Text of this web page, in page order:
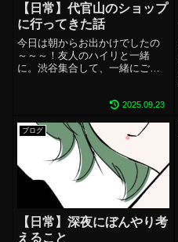
【日常】代官山のショップ
に行ってきた話
今日は朝からお出かけでしたの
～～～！友人のハイリと一緒
に。渋谷集合して、一緒にご
とん」様いただいたのが白味噌
優しい味に豆乳が合わさってさ
らにまろやか優しいっ...
2025.09.23
ブログ
【日常】深夜にぼんやり考
えること